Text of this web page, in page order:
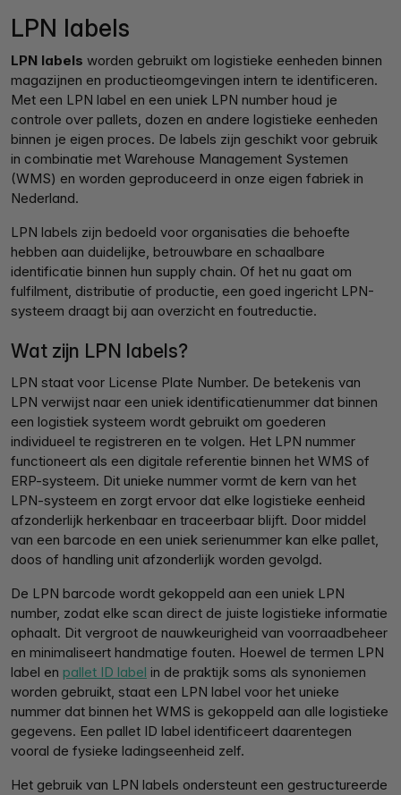
LPN labels
LPN labels worden gebruikt om logistieke eenheden binnen
magazijnen en productieomgevingen intern te identificeren.
Met een LPN label en een uniek LPN number houd je
controle over pallets, dozen en andere logistieke eenheden
binnen je eigen proces. De labels zijn geschikt voor gebruik
in combinatie met Warehouse Management Systemen
(WMS) en worden geproduceerd in onze eigen fabriek in
Nederland.
LPN labels zijn bedoeld voor organisaties die behoefte
hebben aan duidelijke, betrouwbare en schaalbare
identificatie binnen hun supply chain. Of het nu gaat om
fulfilment, distributie of productie, een goed ingericht LPN-
systeem draagt bij aan overzicht en foutreductie.
Wat zijn LPN labels?
LPN staat voor License Plate Number. De betekenis van
LPN verwijst naar een uniek identificatienummer dat binnen
een logistiek systeem wordt gebruikt om goederen
individueel te registreren en te volgen. Het LPN nummer
functioneert als een digitale referentie binnen het WMS of
ERP-systeem. Dit unieke nummer vormt de kern van het
LPN-systeem en zorgt ervoor dat elke logistieke eenheid
afzonderlijk herkenbaar en traceerbaar blijft. Door middel
van een barcode en een uniek serienummer kan elke pallet,
doos of handling unit afzonderlijk worden gevolgd.
De LPN barcode wordt gekoppeld aan een uniek LPN
number, zodat elke scan direct de juiste logistieke informatie
ophaalt. Dit vergroot de nauwkeurigheid van voorraadbeheer
en minimaliseert handmatige fouten. Hoewel de termen LPN
label en pallet ID label in de praktijk soms als synoniemen
worden gebruikt, staat een LPN label voor het unieke
nummer dat binnen het WMS is gekoppeld aan alle logistieke
gegevens. Een pallet ID label identificeert daarentegen
vooral de fysieke ladingseenheid zelf.
Het gebruik van LPN labels ondersteunt een gestructureerde